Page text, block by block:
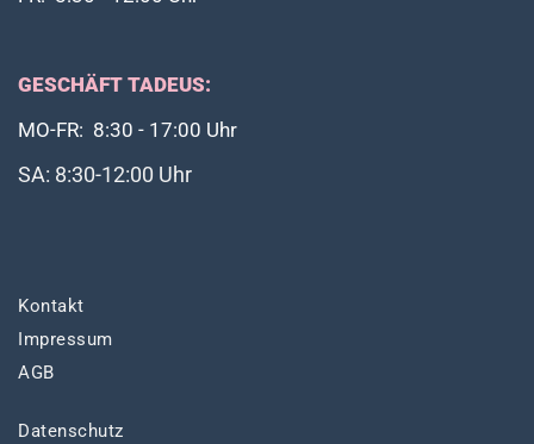
GESCHÄFT TADEUS:
MO-FR: 8:30 - 17:00 Uhr
SA: 8:30-12:00 Uhr
Kontakt
Impressum
AGB
Datenschutz